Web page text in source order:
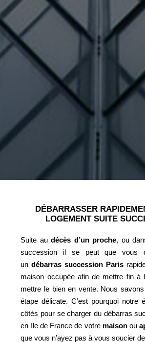
DÉBARRASSER
LOGEMENT SUITE
Suite audécès d’un proche, ou
succession il se peut que vous
un débarras succession Paris
maison occupée afin de mettre fin à
mettre le bien en vente. Nous savons
étape délicate. C’est pourquoi notre
côtés pour se charger du débarras
en Ile de France de votre maisonou
que vous n’ayez pas à vous soucier